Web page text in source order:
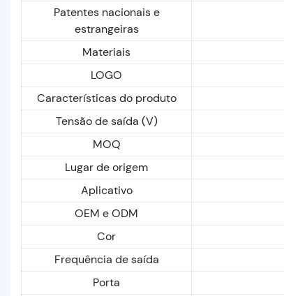
Patentes nacionais e
estrangeiras
Materiais
LOGO
Características do produto
Tensão de saída (V)
MOQ
Lugar de origem
Aplicativo
OEM e ODM
Cor
Frequência de saída
Porta